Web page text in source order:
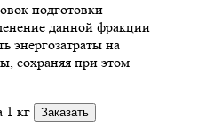
подготовки
данной фракции
энергозатраты на
сохраняя при этом
1 кг Заказать